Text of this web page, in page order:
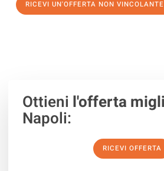
RICEVI UN'OFFERTA NON VINCOLANTE
Ottieni l'offerta
Napoli:
RICEVI OFFERTA